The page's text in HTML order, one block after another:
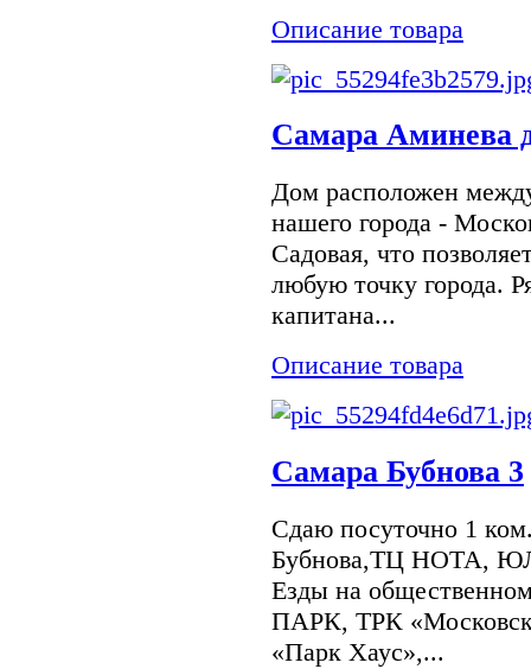
Описание товара
Самара Аминева
Дом расположен
нашего города -
Садовая, что
любую точку города.
капитана...
Описание товара
Самара Бубнова 3
Сдаю посуточно 1
Бубнова,ТЦ НОТА,
Езды на
ПАРК, ТРК
«Парк Хаус»,...